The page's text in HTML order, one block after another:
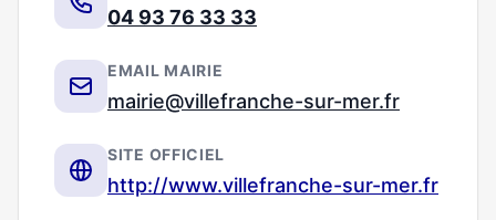
04 93 76 33 33
EMAIL MAIRIE
mairie@villefranche-sur-mer.fr
SITE OFFICIEL
http://www.villefranche-sur-mer.fr